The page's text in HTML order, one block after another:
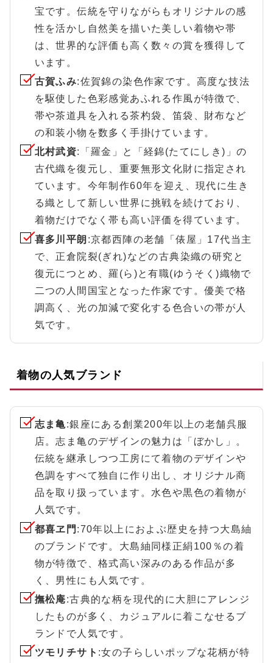
宝です。伝統を守りながらもオリジナルの感
性を活かし自然美を描いた美しい着物や帯
は、世界的な評価も高く数々の賞を獲得して
います。
古賀ふみ:佐賀錦の染色作家です。高度な技法
を駆使した色彩感覚あふれる作風が特徴で、
帯や茶道具を入れる茶杓袋、笛袋、財布など
の和装小物を数多く手掛けています。
北村武資:「羅金」と「経錦(たてにしき)」の
古代織を復元し、重要無形文化財に指定され
ています。今年制作60年を迎え、現代に生き
る織として新しい世界に挑戦を続けており、
着物だけでなく帯も高い評価を得ています。
喜多川平朗 :京都西陣の老舗「俵屋」17代当主
で、正倉院裂(ぎれ)などの古典染織の研究と
復元につとめ、羅(ら)と有職(ゆうそく)織物で
二つの人間国宝となった作家です。優美で格
調高く、光の加減で変化する色合いの帯が人
気です。
着物の人気ブランド
志ま亀:銀座にある創業200年以上の老舗呉服
店。志ま亀のデザインの魅力は「ぼかし」。
伝統を継承しつつ工房にて着物のデザインや
色調をすべて独自に作り出し、オリジナル商
品を取り扱っています。水色や黒色の着物が
人気です。
都喜ヱ門 :70年以上におよぶ歴史を持つ大島紬
のブランドです。大島紬同様正絹100％の着
物が特徴で、格式高い深みのある作品が多
く、男性にも人気です。
撫松庵:古典的な柄を現代的に大胆にアレンジ
したものが多く、カジュアルに着こなせるブ
ランドで人気です。
ツモリチサト :女の子らしいポップな花柄が特